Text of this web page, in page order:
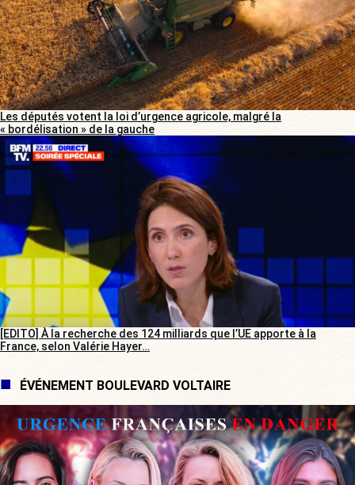
Les députés votent la loi d’urgence agricole, malgré la
« bordélisation » de la gauche
[EDITO] À la recherche des 124 milliards que l’UE apporte à la
France, selon Valérie Hayer…
ÉVÉNEMENT BOULEVARD VOLTAIRE